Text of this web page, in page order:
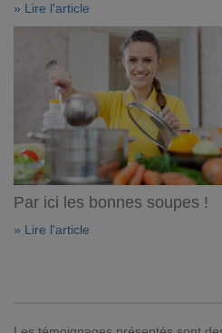
» Lire l'article
Par ici les bonnes soupes !
» Lire l'article